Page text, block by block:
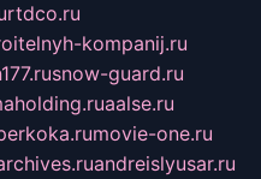
rtdco.ru
kompanij.ru
snow-guard.ru
aalse.ru
movie-one.ru
andreislyusar.ru